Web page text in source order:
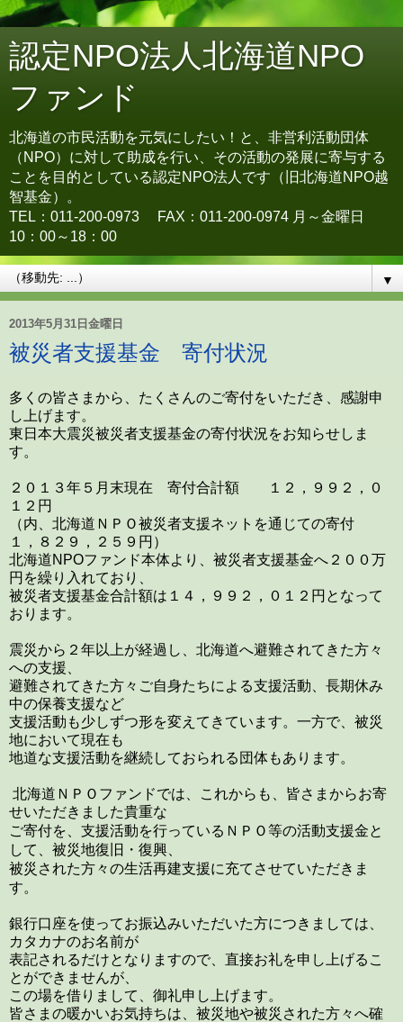
認定NPO法人北海道NPO
ファンド
北海道の市民活動を元気にしたい！と、非営利活動団体
（NPO）に対して助成を行い、その活動の発展に寄与する
ことを目的としている認定NPO法人です（旧北海道NPO越
智基金）。
TEL：011-200-0973 FAX：011-200-0974 月～金曜日
10：00～18：00
▼
2013年5月31日金曜日
被災者支援基金 寄付状況
多くの皆さまから、たくさんのご寄付をいただき、感謝申
し上げます。
東日本大震災被災者支援基金の寄付状況をお知らせしま
す。
２０１３年５月末現在 寄付合計額 １２，９９２，０
１２円
（内、北海道ＮＰＯ被災者支援ネットを通じての寄付
１，８２９，２５９円）
北海道NPOファンド本体より、被災者支援基金へ２００万
円を繰り入れており、
被災者支援基金合計額は１４，９９２，０１２円となって
おります。
震災から２年以上が経過し、北海道へ避難されてきた方々
への支援、
避難されてきた方々ご自身たちによる支援活動、長期休み
中の保養支援など
支援活動も少しずつ形を変えてきています。一方で、被災
地において現在も
地道な支援活動を継続しておられる団体もあります。
北海道ＮＰＯファンドでは、これからも、皆さまからお寄
せいただきました貴重な
ご寄付を、支援活動を行っている ＮＰＯ等の活動支援金と
して、被災地復旧・復興、
被災された方々の生活再建支援に充てさせていただきま
す。
銀行口座を使ってお振込みいただいた方につきましては、
カタカナのお名前が
表記されるだけとなりますので、直接お礼を申し上げるこ
とができませんが、
この場を借りまして、御礼申し上げます。
皆さまの暖かいお気持ちは、被災地や被災された方々へ確